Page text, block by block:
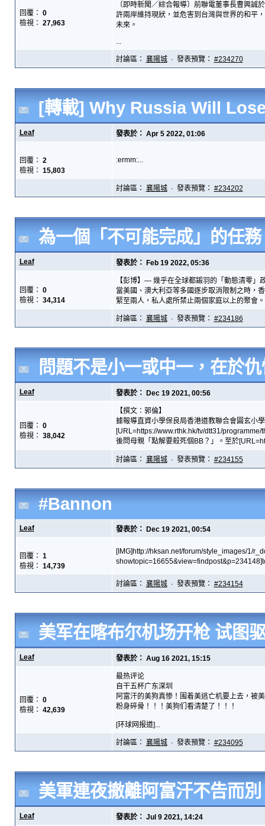
回覆： 0
檢視： 27,963
〔即時新聞／綜合報導〕前聯電董事長曹興
許兩岸維持現狀，並危害到台灣與世界的和平
未來。
...
討論區： 襄陽城· 發表預覽： #234270
[轉載] Why Russia Will
Leaf 發表於： Apr 5 2022, 01:06
回覆： 2
檢視： 15,803
:ermm:...
討論區： 襄陽城· 發表預覽： #234202
為一個「不可能完成」的任
Leaf 發表於： Feb 19 2022, 05:36
回覆： 0
檢視： 34,314
【彭博】— 幾乎在全球都鎩羽的「動態清零」
當美國、澳大利亞等多國逐步取消限制之時，
緊至兩人，私人處所禁止兩個家庭以上的聚會
討論區： 襄陽城· 發表預覽： #234186
問題不是小一或中一，在於
Leaf 發表於： Dec 19 2021, 00:56
回覆： 0
檢視： 38,042
【撰文：郭倫】
據報導直資小學保良局香港道教聯合會圓玄小
[URL=https://www.rthk.hk/tv/dtt31/
後問母親「點解要殺死個BB？」。至於
討論區： 襄陽城· 發表預覽： #234155
#Bannon
Leaf 發表於： Dec 19 2021, 00:54
回覆： 1
檢視： 14,739
[IMG]http://hksan.net/forum/style_images/1/
討論區： 襄陽城· 發表預覽： #234154
美军在喀布尔机场开枪 试图
Leaf 發表於： Aug 16 2021, 15:15
回覆： 0
檢視： 42,639
最热评论
自干五杯广东深圳
阿富汗的美狗真惨！围着美逃亡机要上去，被
粉身碎骨！！！美狗们看清楚了！！！
[环球网报道]...
討論區： 襄陽城· 發表預覽： #234095
美軍連夜撤離阿富汗不告而別
Leaf 發表於： Jul 9 2021, 14:24